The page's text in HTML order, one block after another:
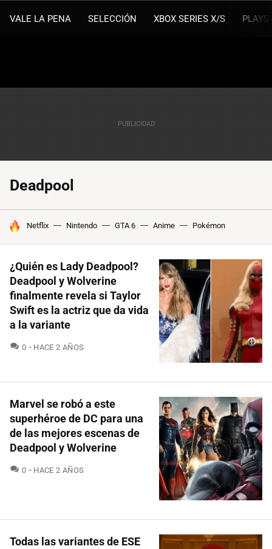
VALE LA PENA SELECCIÓN XBOX SERIES X/S
Deadpool
HOY SE HABLA DE
Netflix Nintendo GTA 6 Anime Pokémon
¿Quién es Lady Deadpool?
Deadpool y Wolverine
finalmente revela si Taylor
Swift es la actriz que da vida
a la variante
0 COMENTARIOS
HACE 2 AÑOS
Marvel se robó a este
superhéroe de DC para una
de las mejores escenas de
Deadpool y Wolverine
0 COMENTARIOS
HACE 2 AÑOS
Todas las variantes de ESE